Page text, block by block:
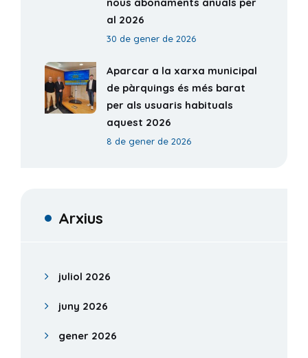
nous abonaments anuals per
al 2026
30 de gener de 2026
Aparcar a la xarxa municipal
de pàrquings és més barat
per als usuaris habituals
aquest 2026
8 de gener de 2026
Arxius
juliol 2026
juny 2026
gener 2026